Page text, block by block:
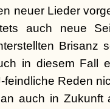
neuer Lieder
auch neue
Brisanz
in diesem Fall
Reden
auch in Zukunft